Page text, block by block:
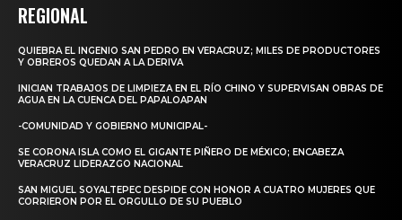
REGIONAL
QUIEBRA EL INGENIO SAN PEDRO EN VERACRUZ; MILES DE PRODUCTORES
Y OBREROS QUEDAN A LA DERIVA
INICIAN TRABAJOS DE LIMPIEZA EN EL RÍO CHINO Y SUPERVISAN OBRAS DE
AGUA EN LA CUENCA DEL PAPALOAPAN
-COMUNIDAD Y GOBIERNO MUNICIPAL-
SE CORONA ISLA COMO EL GIGANTE PIÑERO DE MÉXICO; ENCABEZA
VERACRUZ LIDERAZGO NACIONAL
SAN MIGUEL SOYALTEPEC DESPIDE CON HONOR A CUATRO MUJERES QUE
CORRIERON POR EL ORGULLO DE SU PUEBLO